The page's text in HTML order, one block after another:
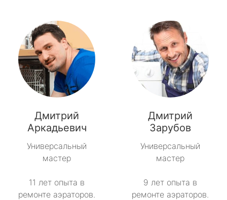
Дмитрий
Аркадьевич
Универсальный
мастер
11 лет опыта в
ремонте аэраторов.
Дмитрий
Зарубов
Универсальный
мастер
9 лет опыта в
ремонте аэраторов.